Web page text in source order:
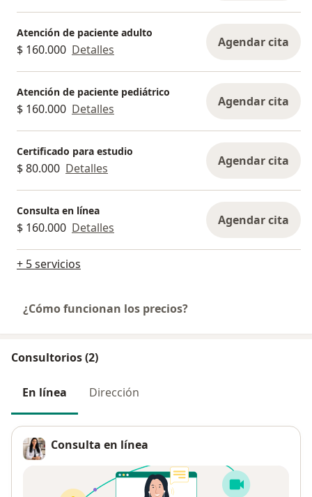
Atención de paciente adulto
$ 160.000 Detalles Agendar cita
Atención de paciente pediátrico
$ 160.000 Detalles Agendar cita
Certificado para estudio
$ 80.000 Detalles Agendar cita
Consulta en línea
$ 160.000 Detalles Agendar cita
+ 5 servicios
¿Cómo funcionan los precios?
Consultorios (2)
En línea Dirección
Consulta en línea